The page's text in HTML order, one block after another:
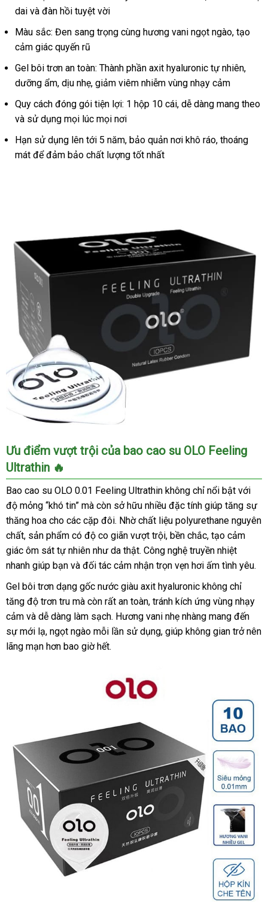
dai và đàn hồi tuyệt vời
Màu sắc: Đen sang trọng cùng hương vani ngọt ngào, tạo
cảm giác quyến rũ
Gel bôi trơn an toàn: Thành phần axit hyaluronic tự nhiên,
dưỡng ẩm, dịu nhẹ, giảm viêm nhiễm vùng nhạy cảm
Quy cách đóng gói tiện lợi: 1 hộp 10 cái, dễ dàng mang theo
và sử dụng mọi lúc mọi nơi
Hạn sử dụng lên tới 5 năm, bảo quản nơi khô ráo, thoáng
mát để đảm bảo chất lượng tốt nhất
Shop
bán
Bao
cao
su
OLO
0.01
Feeling
Ultrathin
đen
hương
Vani
siêu
mỏng
10
Ưu điểm vượt trội của bao cao su OLO Feeling
Ultrathin 🔥
Bao cao su OLO 0.01 Feeling Ultrathin không chỉ nổi bật với
độ mỏng “khó tin” mà còn sở hữu nhiều đặc tính giúp tăng sự
thăng hoa cho các cặp đôi. Nhờ chất liệu polyurethane nguyên
chất, sản phẩm có độ co giãn vượt trội, bền chắc, tạo cảm
giác ôm sát tự nhiên như da thật. Công nghệ truyền nhiệt
nhanh giúp bạn và đối tác cảm nhận trọn vẹn hơi ấm tình yêu.
Gel bôi trơn dạng gốc nước giàu axit hyaluronic không chỉ
tăng độ trơn tru mà còn rất an toàn, tránh kích ứng vùng nhạy
cảm và dễ dàng làm sạch. Hương vani nhẹ nhàng mang đến
sự mới lạ, ngọt ngào mỗi lần sử dụng, giúp không gian trở nên
lãng mạn hơn bao giờ hết.